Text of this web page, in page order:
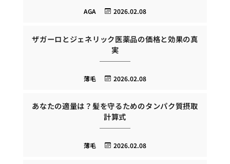
2026.02.08
AGA
ザガーロとジェネリック医薬品の価格と効果の真
実
2026.02.08
薄毛
あなたの適量は？髪を守るためのタンパク質摂取
計算式
2026.02.08
薄毛